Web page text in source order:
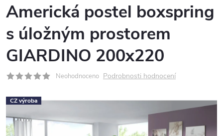
Americká postel boxspring
s úložným prostorem
GIARDINO 200x220
Neohodnoceno Podrobnosti hodnocení
CZ výroba